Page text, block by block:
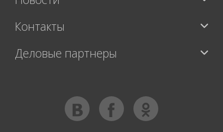
Контакты
Деловые партнеры